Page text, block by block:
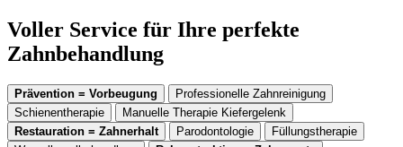
Voller Service für Ihre perfekte
Zahnbehandlung
Prävention = Vorbeugung
Professionelle Zahnreinigung
Schienentherapie
Manuelle Therapie Kiefergelenk
Restauration = Zahnerhalt
Parodontologie
Füllungstherapie